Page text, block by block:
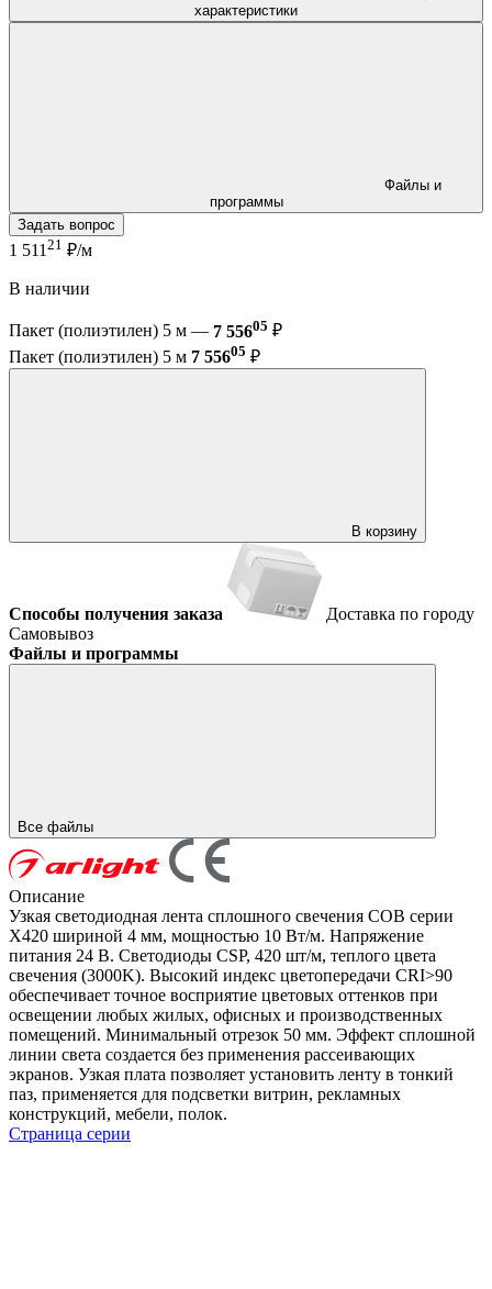
характеристики
программы
Задать вопрос
1 511 21 ₽/м
В наличии
Пакет (полиэтилен) 5 м — 7 55605 ₽
Пакет (полиэтилен) 5 м 7 55605 ₽
В корзину
Способы получения заказа
Доставка по городу
Самовывоз
Файлы и программы
Все файлы
Описание
Узкая светодиодная лента сплошного свечения COB серии
X420 шириной 4 мм, мощностью 10 Вт/м. Напряжение
питания 24 В. Светодиоды CSP, 420 шт/м, теплого цвета
свечения (3000K). Высокий индекс цветопередачи CRI>90
обеспечивает точное восприятие цветовых оттенков при
освещении любых жилых, офисных и производственных
помещений. Минимальный отрезок 50 мм. Эффект сплошной
линии света создается без применения рассеивающих
экранов. Узкая плата позволяет установить ленту в тонкий
паз, применяется для подсветки витрин, рекламных
конструкций, мебели, полок.
Страница серии